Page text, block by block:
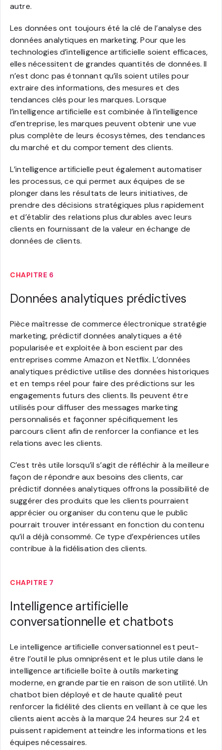
autre.
Les données ont toujours été la clé de l’analyse des
données analytiques en marketing. Pour que les
technologies d’intelligence artificielle soient efficaces,
elles nécessitent de grandes quantités de données. Il
n’est donc pas étonnant qu’ils soient utiles pour
extraire des informations, des mesures et des
tendances clés pour les marques. Lorsque
l’intelligence artificielle est combinée à l’intelligence
d’entreprise, les marques peuvent obtenir une vue
plus complète de leurs écosystèmes, des tendances
du marché et du comportement des clients.
L’intelligence artificielle peut également automatiser
les processus, ce qui permet aux équipes de se
plonger dans les résultats de leurs initiatives, de
prendre des décisions stratégiques plus rapidement
et d’établir des relations plus durables avec leurs
clients en fournissant de la valeur en échange de
données de clients.
CHAPITRE 6
Données analytiques prédictives
Pièce maîtresse de commerce électronique stratégie
marketing, prédictif données analytiques a été
popularisée et exploitée à bon escient par des
entreprises comme Amazon et Netflix. L’données
analytiques prédictive utilise des données historiques
et en temps réel pour faire des prédictions sur les
engagements futurs des clients. Ils peuvent être
utilisés pour diffuser des messages marketing
personnalisés et façonner spécifiquement les
parcours client afin de renforcer la confiance et les
relations avec les clients.
C’est très utile lorsqu’il s’agit de réfléchir à la meilleure
façon de répondre aux besoins des clients, car
prédictif données analytiques offrons la possibilité de
suggérer des produits que les clients pourraient
apprécier ou organiser du contenu que le public
pourrait trouver intéressant en fonction du contenu
qu’il a déjà consommé. Ce type d’expériences utiles
contribue à la fidélisation des clients.
CHAPITRE 7
Intelligence artificielle
conversationnelle et chatbots
Le intelligence artificielle conversationnel est peut-
être l’outil le plus omniprésent et le plus utile dans le
intelligence artificielle boîte à outils marketing
moderne, en grande partie en raison de son utilité. Un
chatbot bien déployé et de haute qualité peut
renforcer la fidélité des clients en veillant à ce que les
clients aient accès à la marque 24 heures sur 24 et
puissent rapidement atteindre les informations et les
équipes nécessaires.